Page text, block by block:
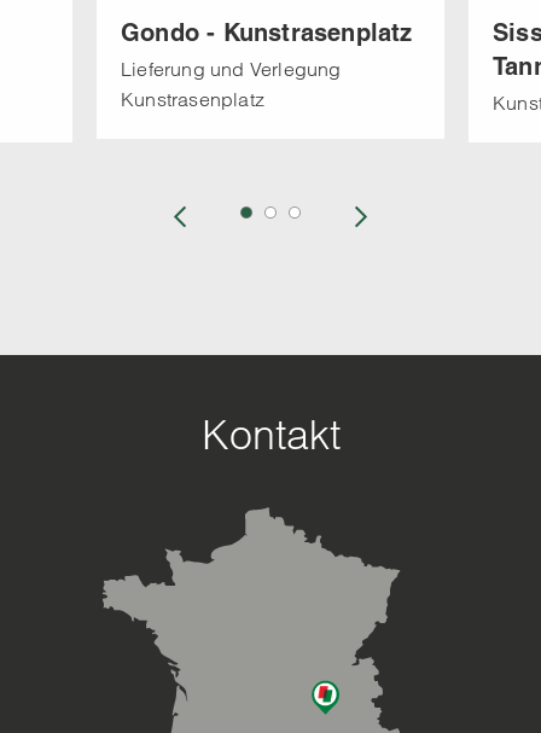
Gondo - Kunstrasenplatz
Lieferung und Verlegung
Kunstrasenplatz
Kontakt